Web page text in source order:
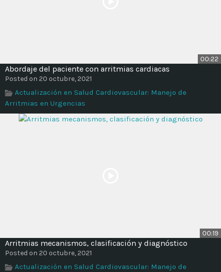
00:22
Abordaje del paciente con arritmias cardiacas
Posted on 20 octubre, 2021
Actualización en Salud Cardiovascular: Manejo de
Arritmias en Urgencias
00:19
Arritmias mecanismos, clasificación y diagnóstico
Posted on 20 octubre, 2021
Actualización en Salud Cardiovascular: Manejo de